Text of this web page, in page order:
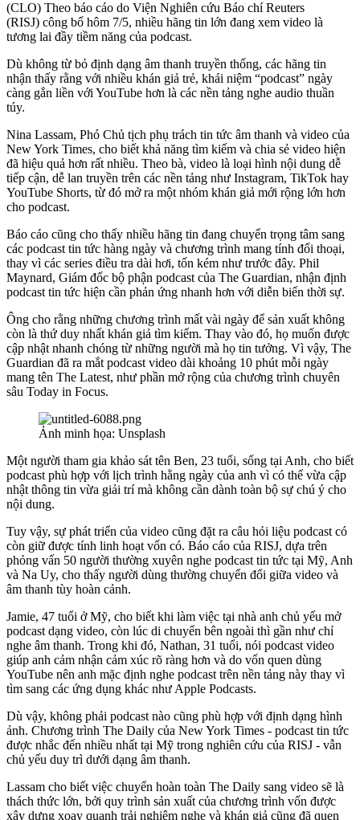
(CLO) Theo báo cáo do Viện Nghiên cứu Báo chí Reuters
(RISJ) công bố hôm 7/5, nhiều hãng tin lớn đang xem video là
tương lai đầy tiềm năng của podcast.
Dù không từ bỏ định dạng âm thanh truyền thống, các hãng tin
nhận thấy rằng với nhiều khán giả trẻ, khái niệm “podcast” ngày
càng gắn liền với YouTube hơn là các nền tảng nghe audio thuần
túy.
Nina Lassam, Phó Chủ tịch phụ trách tin tức âm thanh và video của
New York Times, cho biết khả năng tìm kiếm và chia sẻ video hiện
đã hiệu quả hơn rất nhiều. Theo bà, video là loại hình nội dung dễ
tiếp cận, dễ lan truyền trên các nền tảng như Instagram, TikTok hay
YouTube Shorts, từ đó mở ra một nhóm khán giả mới rộng lớn hơn
cho podcast.
Báo cáo cũng cho thấy nhiều hãng tin đang chuyển trọng tâm sang
các podcast tin tức hàng ngày và chương trình mang tính đối thoại,
thay vì các series điều tra dài hơi, tốn kém như trước đây. Phil
Maynard, Giám đốc bộ phận podcast của The Guardian, nhận định
podcast tin tức hiện cần phản ứng nhanh hơn với diễn biến thời sự.
Ông cho rằng những chương trình mất vài ngày để sản xuất không
còn là thứ duy nhất khán giả tìm kiếm. Thay vào đó, họ muốn được
cập nhật nhanh chóng từ những người mà họ tin tưởng. Vì vậy, The
Guardian đã ra mắt podcast video dài khoảng 10 phút mỗi ngày
mang tên The Latest, như phần mở rộng của chương trình chuyên
sâu Today in Focus.
Ảnh minh họa: Unsplash
Một người tham gia khảo sát tên Ben, 23 tuổi, sống tại Anh, cho biết
podcast phù hợp với lịch trình hằng ngày của anh vì có thể vừa cập
nhật thông tin vừa giải trí mà không cần dành toàn bộ sự chú ý cho
nội dung.
Tuy vậy, sự phát triển của video cũng đặt ra câu hỏi liệu podcast có
còn giữ được tính linh hoạt vốn có. Báo cáo của RISJ, dựa trên
phỏng vấn 50 người thường xuyên nghe podcast tin tức tại Mỹ, Anh
và Na Uy, cho thấy người dùng thường chuyển đổi giữa video và
âm thanh tùy hoàn cảnh.
Jamie, 47 tuổi ở Mỹ, cho biết khi làm việc tại nhà anh chủ yếu mở
podcast dạng video, còn lúc di chuyển bên ngoài thì gần như chỉ
nghe âm thanh. Trong khi đó, Nathan, 31 tuổi, nói podcast video
giúp anh cảm nhận cảm xúc rõ ràng hơn và do vốn quen dùng
YouTube nên anh mặc định nghe podcast trên nền tảng này thay vì
tìm sang các ứng dụng khác như Apple Podcasts.
Dù vậy, không phải podcast nào cũng phù hợp với định dạng hình
ảnh. Chương trình The Daily của New York Times - podcast tin tức
được nhắc đến nhiều nhất tại Mỹ trong nghiên cứu của RISJ - vẫn
chủ yếu duy trì dưới dạng âm thanh.
Lassam cho biết việc chuyển hoàn toàn The Daily sang video sẽ là
thách thức lớn, bởi quy trình sản xuất của chương trình vốn được
xây dựng xoay quanh trải nghiệm nghe và khán giả cũng đã quen